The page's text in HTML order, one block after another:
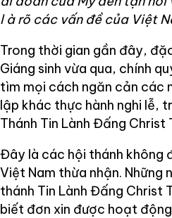
l à rõ các vấn đề của Việt
Trong thời gian gần đây,
Giáng sinh vừa qua, chính
tìm mọi cách ngăn cản các
lập khác thực hành nghi lễ,
Thánh Tin Lành Đấng Christ
Đây là các hội thánh không
Việt Nam thừa nhận. Những
thánh Tin Lành Đấng Christ
biết đơn xin được hoạt